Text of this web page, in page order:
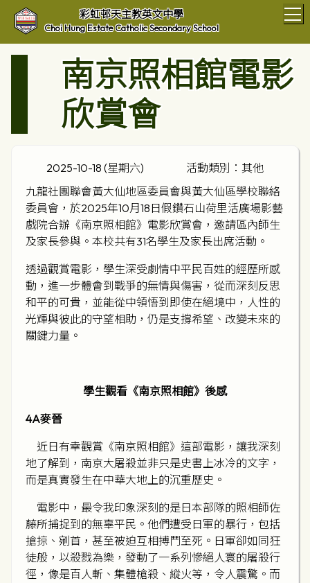
彩虹邨天主教英文中學
Choi Hung Estate Catholic Secondary School
南京照相館電影
欣賞會
2025-10-18 (星期六)
活動類別：其他
九龍社團聯會黃大仙地區委員會與黃大仙區學校聯絡
委員會，於2025年10月18日假鑽石山荷里活廣場影藝
戲院合辦《南京照相館》電影欣賞會，邀請區內師生
及家長參與。本校共有31名學生及家長出席活動。
透過觀賞電影，學生深受劇情中平民百姓的經歷所感
動，進一步體會到戰爭的無情與傷害，從而深刻反思
和平的可貴，並能從中領悟到即使在絕境中，人性的
光輝與彼此的守望相助，仍是支撐希望、改變未來的
關鍵力量。
學生觀看《南京照相館》 後感
4A麥晉
近日有幸觀賞《南京照相館》這部電影，讓我深刻
地了解到，南京大屠殺並非只是史書上冰冷的文字，
而是真實發生在中華大地上的沉重歷史。
電影中，最令我印象深刻的是日本部隊的照相師佐
藤所捕捉到的無辜平民。他們遭受日軍的暴行，包括
搶掠、剜首，甚至被迫互相搏鬥至死。日軍卻如同狂
徒般，以殺戮為樂，發動了一系列慘絕人寰的屠殺行
徑，像是百人斬、集體槍殺、縱火等，令人震驚。而